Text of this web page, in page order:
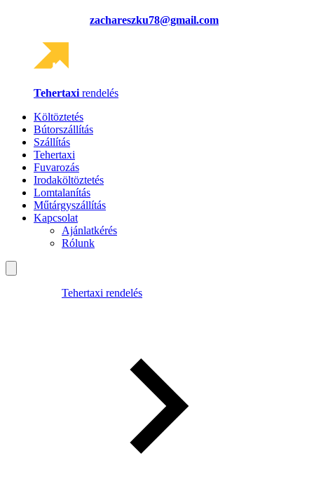
zachareszku78@gmail.com
Tehertaxi rendelés
Költöztetés
Bútorszállítás
Szállítás
Tehertaxi
Fuvarozás
Irodaköltöztetés
Lomtalanítás
Műtárgyszállítás
Kapcsolat
Ajánlatkérés
Rólunk
Tehertaxi rendelés